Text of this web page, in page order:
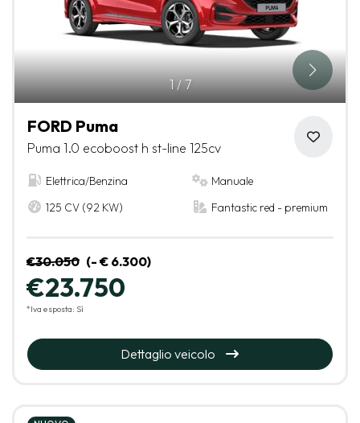
1/7
FORD Puma
Puma 1.0 ecoboost h st-line 125cv
Elettrica/Benzina
Manuale
125 CV (92 KW)
Fantastic red - premium
€30.050 (- € 6.300)
€23.750
*Iva esposta: Sì
Dettaglio veicolo